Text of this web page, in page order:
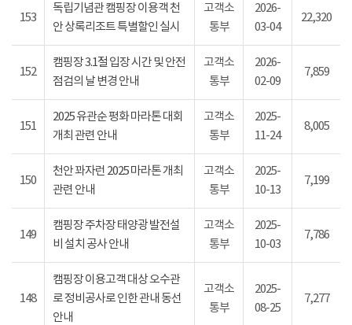
153
독립기념관 캠핑장 이용객 천
안 상록리조트 특별할인 실시
고객소
통부
2026-
03-04
22,320
152
캠핑장 3.1절 입장 시간 및 안전
점검의 날 변경 안내
고객소
통부
2026-
02-09
7,859
151
2025 유관순 평화 마라톤 대회
개최 관련 안내
고객소
통부
2025-
11-24
8,005
150
천안 꽈자런 2025 마라톤 개최
관련 안내
고객소
통부
2025-
10-13
7,199
149
캠핑장 주차장 태양광 발전설
비 설치 공사 안내
고객소
통부
2025-
10-03
7,786
148
캠핑장 이용고객 대상 오수관
로 정비공사로 인한 관내 동선
안내
고객소
통부
2025-
08-25
7,277